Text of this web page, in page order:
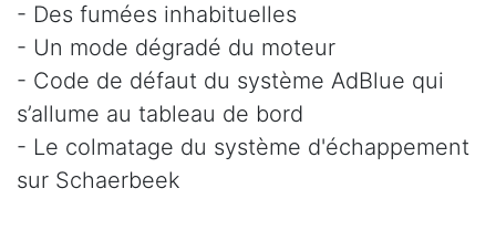
- Des fumées inhabituelles
- Un mode dégradé du moteur
- Code de défaut du système AdBlue qui
s’allume au tableau de bord
- Le colmatage du système d'échappement
sur Schaerbeek